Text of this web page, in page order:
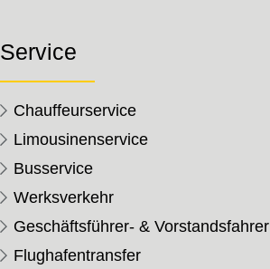
Service
Chauffeurservice
Limousinenservice
Busservice
Werksverkehr
Geschäftsführer- & Vorstandsfahrer
Flughafentransfer